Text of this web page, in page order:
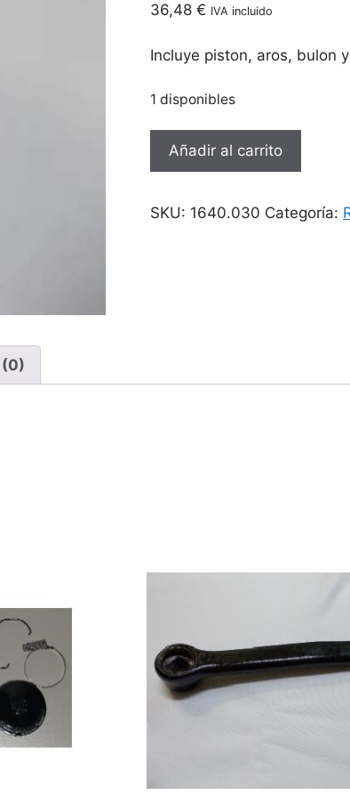
36,48€ IVA incluido
Incluye piston, aros, bulon
1 disponibles
Piston
Barikit
tipo
Añadir al carrito
SKU: 1640.030 Categoría:
(0)